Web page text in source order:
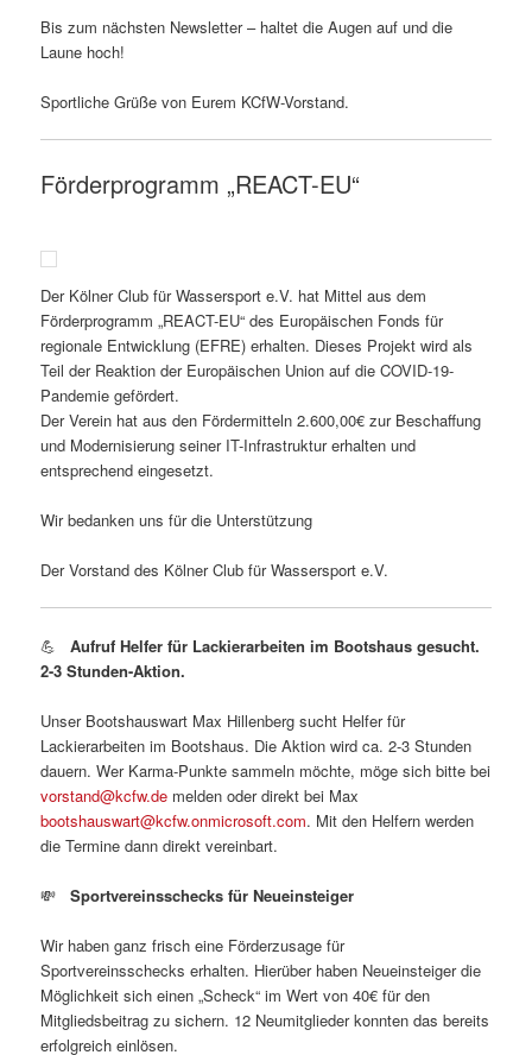
Bis zum nächsten Newsletter – haltet die Augen auf und die
Laune hoch!
Sportliche Grüße von Eurem KCfW-Vorstand.
Förderprogramm „REACT-EU“
Der Kölner Club für Wassersport e.V. hat Mittel aus dem
Förderprogramm „REACT-EU“ des Europäischen Fonds für
regionale Entwicklung (EFRE) erhalten. Dieses Projekt wird als
Teil der Reaktion der Europäischen Union auf die COVID-19-
Pandemie gefördert.
Der Verein hat aus den Fördermitteln 2.600,00€ zur Beschaffung
und Modernisierung seiner IT-Infrastruktur erhalten und
entsprechend eingesetzt.
Wir bedanken uns für die Unterstützung
Der Vorstand des Kölner Club für Wassersport e.V.
💪Aufruf Helfer für Lackierarbeiten im Bootshaus gesucht.
2-3 Stunden-Aktion.
Unser Bootshauswart Max Hillenberg sucht Helfer für
Lackierarbeiten im Bootshaus. Die Aktion wird ca. 2-3 Stunden
dauern. Wer Karma-Punkte sammeln möchte, möge sich bitte bei
vorstand@kcfw.de melden oder direkt bei Max
bootshauswart@kcfw.onmicrosoft.com. Mit den Helfern werden
die Termine dann direkt vereinbart.
💸Sportvereinsschecks für Neueinsteiger
Wir haben ganz frisch eine Förderzusage für
Sportvereinsschecks erhalten. Hierüber haben Neueinsteiger die
Möglichkeit sich einen „Scheck“ im Wert von 40€ für den
Mitgliedsbeitrag zu sichern. 12 Neumitglieder konnten das bereits
erfolgreich einlösen.